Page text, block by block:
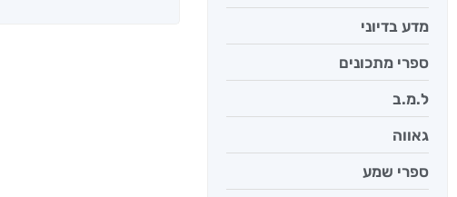
מדע בדיוני
ספרי מתכונים
ל.מ.ב
גאווה
ספרי שמע